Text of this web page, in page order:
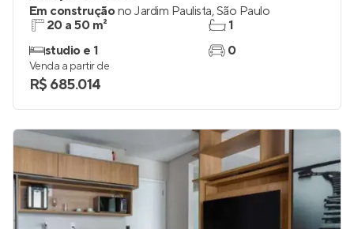
Em construçãono Jardim Paulista,São Paulo
20 a 50 m²
studio e 1
1
0
Venda a partir de
R$ 685.014